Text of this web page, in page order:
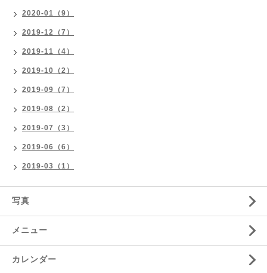
2020-01（9）
2019-12（7）
2019-11（4）
2019-10（2）
2019-09（7）
2019-08（2）
2019-07（3）
2019-06（6）
2019-03（1）
写真
メニュー
カレンダー